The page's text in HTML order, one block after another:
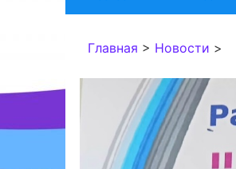
Главная > Новости >